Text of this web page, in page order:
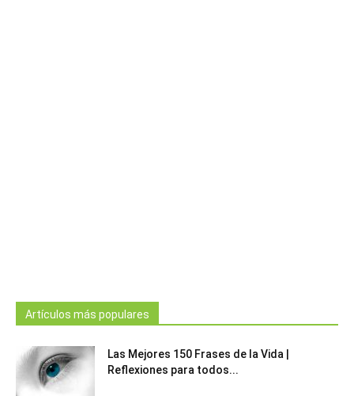
Artículos más populares
Las Mejores 150 Frases de la Vida |
Reflexiones para todos...